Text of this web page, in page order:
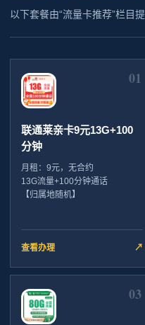
以下套餐由“流量卡推荐”栏目
01
联通莱亲卡9元13G+100
分钟
月租：9元，无合约
13G流量+100分钟通话
【归属地随机】
查看办理 ↗
03